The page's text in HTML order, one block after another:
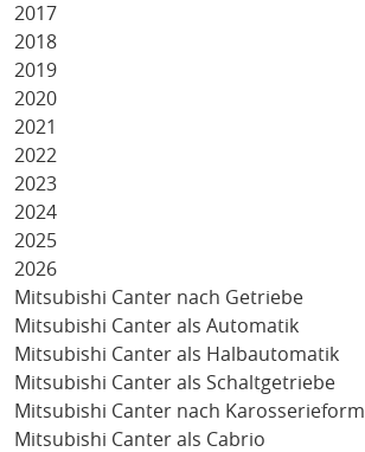
2017
2018
2019
2020
2021
2022
2023
2024
2025
2026
Mitsubishi Canter nach Getriebe
Mitsubishi Canter als Automatik
Mitsubishi Canter als Halbautomatik
Mitsubishi Canter als Schaltgetriebe
Mitsubishi Canter nach Karosserieform
Mitsubishi Canter als Cabrio